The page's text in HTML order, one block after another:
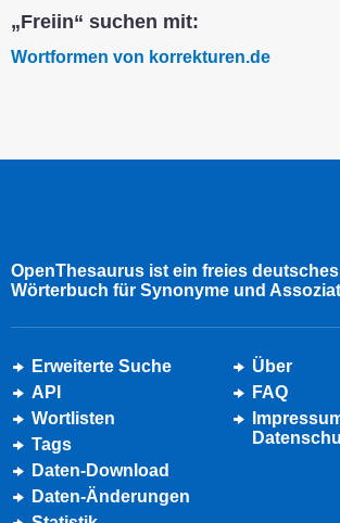
„Freiin“ suchen mit:
Wortformen von korrekturen.de
OpenThesaurus ist ein freies deutsches
Wörterbuch für Synonyme und
Erweiterte Suche
API
Wortlisten
Tags
Daten-Download
Daten-Änderungen
Über
FAQ